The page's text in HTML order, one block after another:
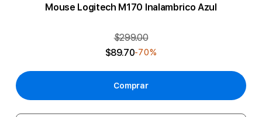
Mouse Logitech M170 Inalambrico Azul
$299.00
$89.70-70%
Comprar